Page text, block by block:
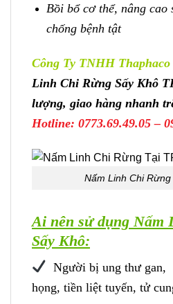
Bồi bổ cơ thể, nâng cao
chống bệnh tật
Công Ty TNHH Thaphaco
Linh Chi Rừng Sấy Khô
lượng, giao hàng nhanh
Hotline: 0773.69.49.05 –
Nấm Linh Chi Rừng
Ai nên sử dụng Nấm
Sấy Khô:
Người bị ung thư gan,
họng, tiền liệt tuyến, tử